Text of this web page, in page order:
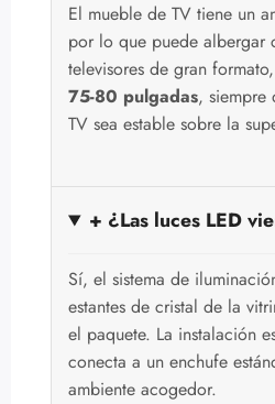
El mueble de TV tiene un
por lo que puede albergar
televisores de gran
75-80 pulgadas, siempre
TV sea estable sobre la
+ ¿Las luces LED
Sí, el sistema de
estantes de cristal de la
el paquete. La instalación
conecta a un enchufe
ambiente acogedor.